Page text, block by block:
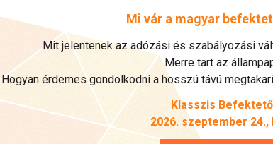
Mi vár a magyar
Mit jelentenek az adózási és szabályozási
Merre tart az
Hogyan érdemes gondolkodni a hosszú távú
Klasszis
2026. szeptember 24.,